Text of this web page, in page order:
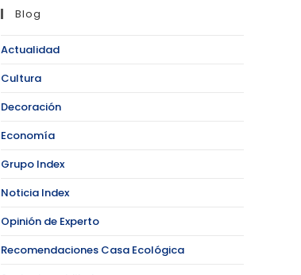
Blog
Actualidad
Cultura
Decoración
Economía
Grupo Index
Noticia Index
Opinión de Experto
Recomendaciones Casa Ecológica